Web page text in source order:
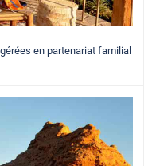
en partenariat familial